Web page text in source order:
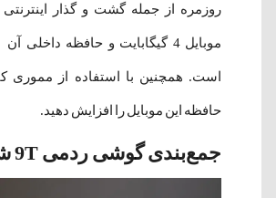
روزمره از جمله گشت‌‌ و گذار
است. همچنین با استفاده از مموری
حافظه این موبایل را افزایش دهید.
جمع‌بندی گوشی ردمی 9T شیائومی